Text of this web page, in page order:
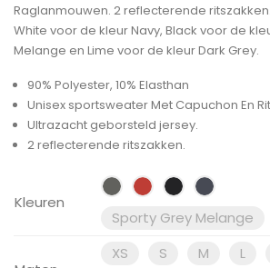
Raglanmouwen. 2 reflecterende
White voor de kleur Navy, Black voor de
Melange en Lime voor de kleur Dark Grey.
90% Polyester, 10% Elasthan
Unisex sportsweater Met Capuchon En
Ultrazacht geborsteld jersey.
2 reflecterende ritszakken.
Kleuren
Sporty Grey Melange
XS S M L